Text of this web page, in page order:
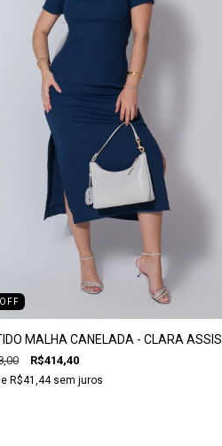
OFF
MALHA CANELADA - CLARA ASSIS
R$414,40
R$41,44 sem juros